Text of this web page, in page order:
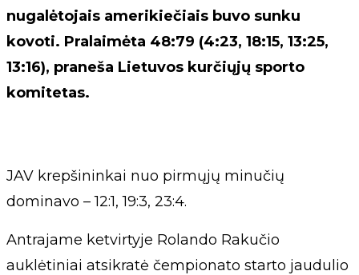
nugalėtojais amerikiečiais buvo sunku
kovoti. Pralaimėta 48:79 (4:23, 18:15, 13:25,
13:16), praneša Lietuvos kurčiųjų sporto
komitetas.
JAV krepšininkai nuo pirmųjų minučių
dominavo – 12:1, 19:3, 23:4.
Antrajame ketvirtyje Rolando Rakučio
auklėtiniai atsikratė čempionato starto jaudulio